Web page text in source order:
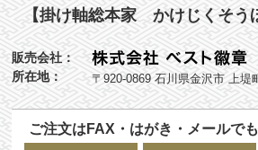
【掛け軸総本家 かけじくそう
販売会社：
所在地：
〒920-0869 石川県金沢市 上堤
ご注文はFAX・はがき・メールで